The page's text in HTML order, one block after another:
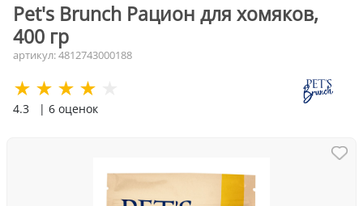
Pet's Brunch Рацион для хомяков,
400 гр
артикул: 4812743000188
4.3 | 6 оценок